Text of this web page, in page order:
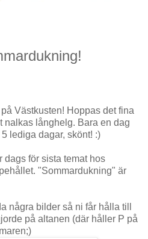
Västkusten! Hoppas det fina
nalkas långhelg. Bara en dag
lediga dagar, skönt! :)
dags för sista temat hos
"Sommardukning" är
några bilder så ni får hålla till
på altanen (där håller P på